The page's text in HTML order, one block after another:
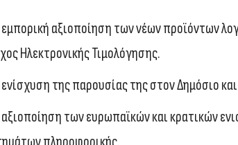
αξιοποίηση των νέων προϊόντων
Ηλεκτρονικής Τιμολόγησης.
της παρουσίας της στον Δημόσιο
των ευρωπαϊκών και κρατικών